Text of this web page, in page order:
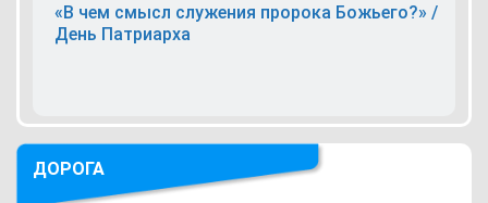
«В чем смысл служения пророка Божьего?» /
День Патриарха
ДОРОГА